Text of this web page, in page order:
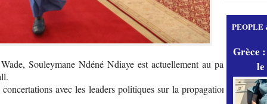
Souleymane Ndéné Ndiaye est actuellement au palais en
avec les leaders politiques sur la propagation de la
PEOPLE
Grèce